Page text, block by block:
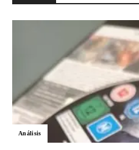
Análisis